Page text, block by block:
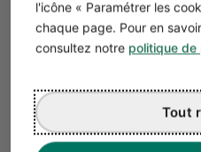
l'icône « Paramétrer les
chaque page. Pour en
consultez notre politique de
Tout
Étude de
Télécharger